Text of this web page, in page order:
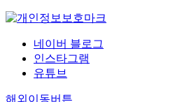
네이버 블로그
인스타그램
유튜브
해외이동버튼